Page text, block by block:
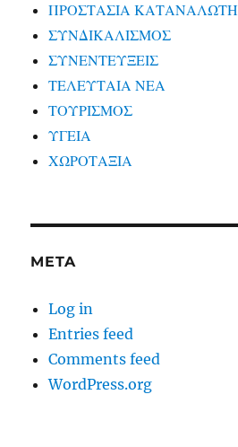
ΠΡΟΣΤΑΣΙΑ ΚΑΤΑΝΑΛΩΤΗ
ΣΥΝΔΙΚΑΛΙΣΜΟΣ
ΣΥΝΕΝΤΕΥΞΕΙΣ
ΤΕΛΕΥΤΑΙΑ ΝΕΑ
ΤΟΥΡΙΣΜΟΣ
ΥΓΕΙΑ
ΧΩΡΟΤΑΞΙΑ
META
Log in
Entries feed
Comments feed
WordPress.org